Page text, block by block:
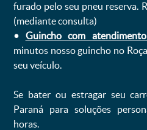
furado pelo seu pneu reserva.
(mediante consulta)
• Guincho com
minutos nosso guincho no
seu veículo.
Se bater ou estragar seu
Paraná para soluções
horas.